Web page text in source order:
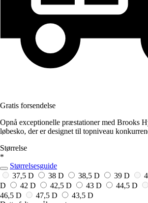
Gratis forsendelse
Opnå exceptionelle præstationer med Brooks
løbesko, der er designet til topniveau
Størrelse
*
Størrelsesguide
37,5 D
38 D 38,5 D 39 D
D
42 D 42,5 D 43 D 44,5 D
46,5 D
47,5 D
43,5 D